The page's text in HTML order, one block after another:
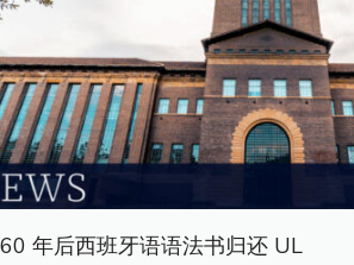
60 年后西班牙语语法书归还 UL